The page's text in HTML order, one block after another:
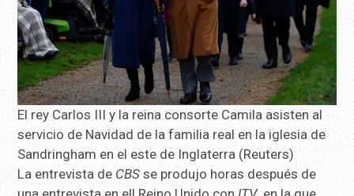
El rey Carlos III y la reina consorte Camila asisten al
servicio de Navidad de la familia real en la iglesia de
Sandringham en el este de Inglaterra (Reuters)
La entrevista de CBSse produjo horas después de